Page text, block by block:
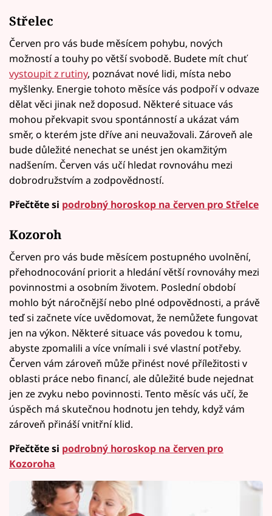
Střelec
Červen pro vás bude měsícem pohybu, nových
možností a touhy po větší svobodě. Budete mít chuť
vystoupit z rutiny, poznávat nové lidi, místa nebo
myšlenky. Energie tohoto měsíce vás podpoří v odvaze
dělat věci jinak než doposud. Některé situace vás
mohou překvapit svou spontánností a ukázat vám
směr, o kterém jste dříve ani neuvažovali. Zároveň ale
bude důležité nenechat se unést jen okamžitým
nadšením. Červen vás učí hledat rovnováhu mezi
dobrodružstvím a zodpovědností.
Přečtěte si podrobný horoskop na červen pro Střelce
Kozoroh
Červen pro vás bude měsícem postupného uvolnění,
přehodnocování priorit a hledání větší rovnováhy mezi
povinnostmi a osobním životem. Poslední období
mohlo být náročnější nebo plné odpovědnosti, a právě
teď si začnete více uvědomovat, že nemůžete fungovat
jen na výkon. Některé situace vás povedou k tomu,
abyste zpomalili a více vnímali i své vlastní potřeby.
Červen vám zároveň může přinést nové příležitosti v
oblasti práce nebo financí, ale důležité bude nejednat
jen ze zvyku nebo povinnosti. Tento měsíc vás učí, že
úspěch má skutečnou hodnotu jen tehdy, když vám
zároveň přináší vnitřní klid.
Přečtěte si podrobný horoskop na červen pro
Kozoroha